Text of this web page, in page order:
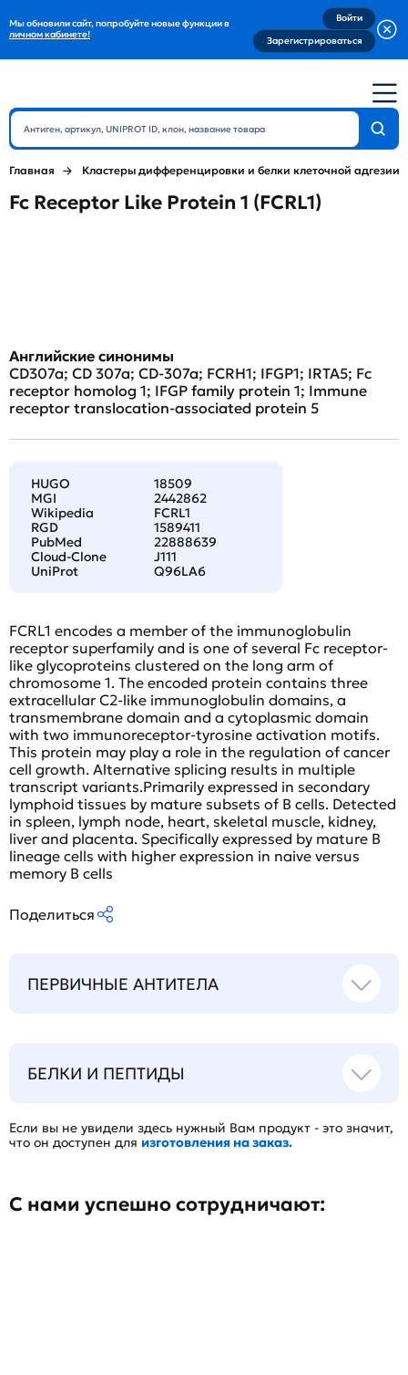
Мы обновили сайт, попробуйте новые функции в
личном кабинете!
Войти
Зарегистрироваться
Главная Кластеры дифференцировки и белки клеточной адгезии
Fc Receptor Like Protein 1 (FCRL1)
Английские синонимы
CD307a; CD 307a; CD-307a; FCRH1; IFGP1; IRTA5; Fc
receptor homolog 1; IFGP family protein 1; Immune
receptor translocation-associated protein 5
HUGO
18509
MGI
2442862
Wikipedia
FCRL1
RGD
1589411
PubMed
22888639
Cloud-Clone
J111
UniProt
Q96LA6
FCRL1 encodes a member of the immunoglobulin
receptor superfamily and is one of several Fc receptor-
like glycoproteins clustered on the long arm of
chromosome 1. The encoded protein contains three
extracellular C2-like immunoglobulin domains, a
transmembrane domain and a cytoplasmic domain
with two immunoreceptor-tyrosine activation motifs.
This protein may play a role in the regulation of cancer
cell growth. Alternative splicing results in multiple
transcript variants.Primarily expressed in secondary
lymphoid tissues by mature subsets of B cells. Detected
in spleen, lymph node, heart, skeletal muscle, kidney,
liver and placenta. Specifically expressed by mature B
lineage cells with higher expression in naive versus
memory B cells
Поделиться
ПЕРВИЧНЫЕ АНТИТЕЛА
БЕЛКИ И ПЕПТИДЫ
Если вы не увидели здесь нужный Вам продукт - это значит,
что он доступен для изготовления на заказ.
С нами успешно сотрудничают: